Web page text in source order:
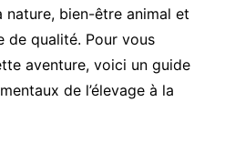
bien-être animal et
de qualité. Pour vous
aventure, voici un guide
de l’élevage à la